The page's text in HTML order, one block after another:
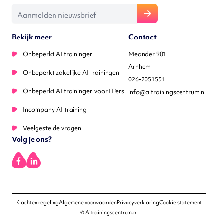
Bekijk meer
Onbeperkt AI trainingen
Onbeperkt zakelijke AI trainingen
Onbeperkt AI trainingen voor IT'ers
Incompany AI training
Veelgestelde vragen
Contact
Meander 901
Arnhem
026-2051551
info@aitrainingscentrum.nl
Volg je ons?
© Aitrainingscentrum.nl
Klachten regelingAlgemene voorwaardenPrivacyverklaringCookie statement